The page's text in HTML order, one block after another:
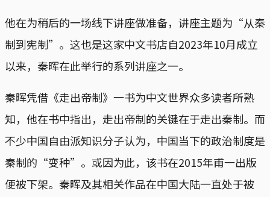
他在为稍后的一场线下讲座做准备，讲座主题为“从秦
制到宪制”。这也是这家中文书店自2023年10月成立
以来，秦晖在此举行的系列讲座之一。
秦晖凭借《走出帝制》一书为中文世界众多读者所熟
知，他在书中指出，走出帝制的关键在于走出秦制。而
不少中国自由派知识分子认为，中国当下的政治制度是
秦制的“变种”。或因为此，该书在2015年甫一出版
便被下架。秦晖及其相关作品在中国大陆一直处于被